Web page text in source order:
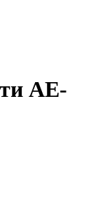
AE-